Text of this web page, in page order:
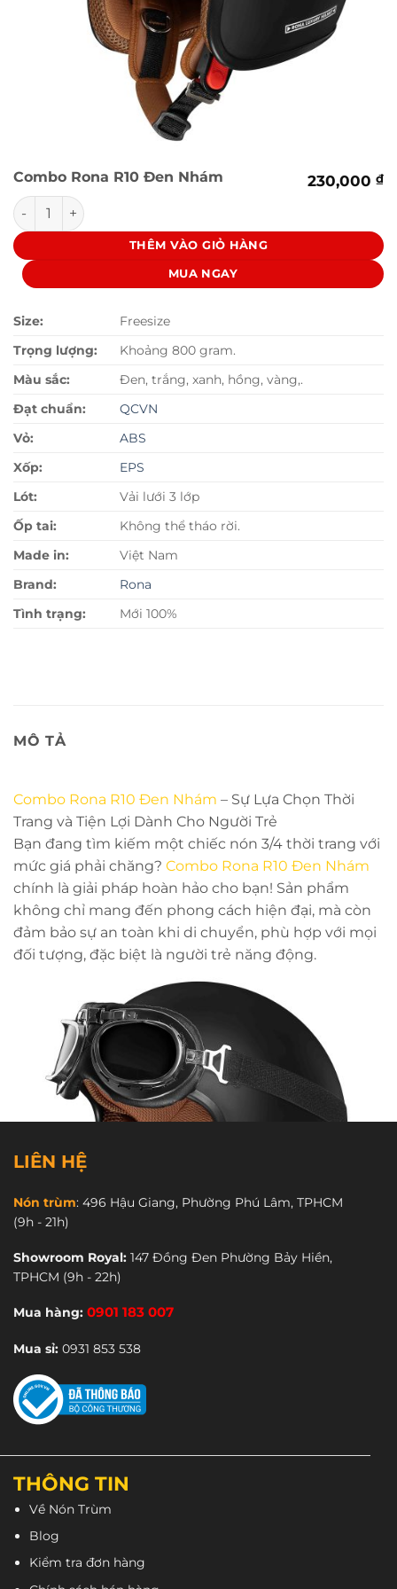
Combo Rona R10 Đen Nhám 230,000 ₫
Combo Rona R10 Đen Nhám số lượng
THÊM VÀO GIỎ HÀNG
MUA NGAY
Size:
Freesize
Trọng lượng:
Khoảng 800 gram.
Màu sắc:
Đen, trắng, xanh, hồng, vàng,.
Đạt chuẩn:
QCVN
Vỏ:
ABS
Xốp:
EPS
Lót:
Vải lưới 3 lớp
Ốp tai:
Không thể tháo rời.
Made in:
Việt Nam
Brand:
Rona
Tình trạng:
Mới 100%
MÔ TẢ
Combo Rona R10 Đen Nhám – Sự Lựa Chọn Thời
Trang và Tiện Lợi Dành Cho Người Trẻ
Bạn đang tìm kiếm một chiếc nón 3/4 thời trang với
mức giá phải chăng? Combo Rona R10 Đen Nhám
chính là giải pháp hoàn hảo cho bạn! Sản phẩm
không chỉ mang đến phong cách hiện đại, mà còn
đảm bảo sự an toàn khi di chuyển, phù hợp với mọi
đối tượng, đặc biệt là người trẻ năng động.
Mục lục bài viết
1. Combo Rona R10 Đen Nhám Thiết Kế Nhỏ Gọn, Phong
Cách Thời Trang
2. Combo Rona R10 Đen Nhám Giá Hợp Lý – Phù Hợp Với
Nón được làm từ ABS nguyên sinh, giúp bảo đảm:
Hệ Thống Khóa Chắc Chắn và Linh Hoạt
Đạt Tiêu Chuẩn An Toàn Quốc Gia
LIÊN HỆ
Nón trùm: 496 Hậu Giang, Phường Phú Lâm, TPHCM
(9h - 21h)
Showroom Royal: 147 Đồng Đen Phường Bảy Hiền,
TPHCM (9h - 22h)
Mua hàng: 0901 183 007
Mua sỉ: 0931 853 538
THÔNG TIN
Về Nón Trùm
Blog
Kiểm tra đơn hàng